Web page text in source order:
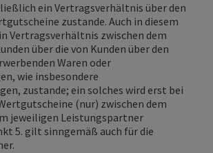
ein Vertragsverhältnis über den
zustande. Auch in diesem
Vertragsverhältnis zwischen dem
über die von Kunden über den
Waren oder
wie insbesondere
zustande; ein solches wird erst bei
(nur) zwischen dem
jeweiligen Leistungspartner
5. gilt sinngemäß auch für die